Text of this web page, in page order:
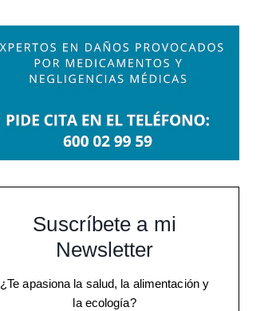
Suscríbete a mi
Newsletter
¿Te apasiona la salud, la alimentación y
la ecología?